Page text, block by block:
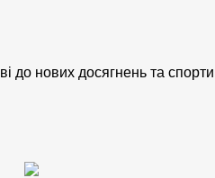
до нових досягнень та